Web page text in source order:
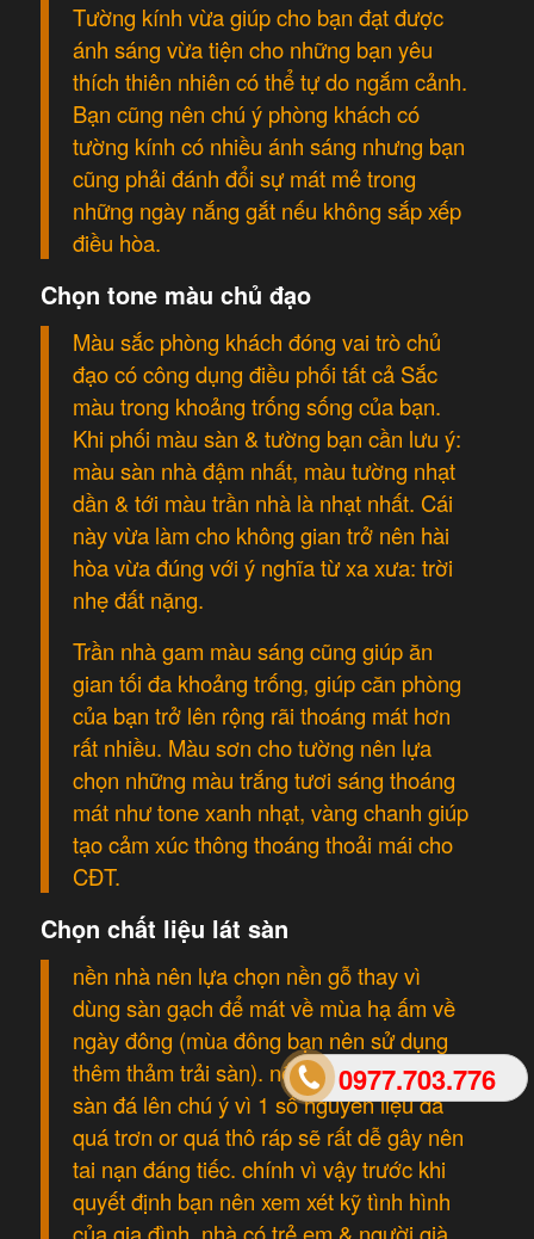
0977.703.776
Tường kính vừa giúp cho bạn đạt được
ánh sáng vừa tiện cho những bạn yêu
thích thiên nhiên có thể tự do ngắm cảnh.
Bạn cũng nên chú ý phòng khách có
tường kính có nhiều ánh sáng nhưng bạn
cũng phải đánh đổi sự mát mẻ trong
những ngày nắng gắt nếu không sắp xếp
điều hòa.
Chọn tone màu chủ đạo
Màu sắc phòng khách đóng vai trò chủ
đạo có công dụng điều phối tất cả Sắc
màu trong khoảng trống sống của bạn.
Khi phối màu sàn & tường bạn cần lưu ý:
màu sàn nhà đậm nhất, màu tường nhạt
dần & tới màu trần nhà là nhạt nhất. Cái
này vừa làm cho không gian trở nên hài
hòa vừa đúng với ý nghĩa từ xa xưa: trời
nhẹ đất nặng.
Trần nhà gam màu sáng cũng giúp ăn
gian tối đa khoảng trống, giúp căn phòng
của bạn trở lên rộng rãi thoáng mát hơn
rất nhiều. Màu sơn cho tường nên lựa
chọn những màu trắng tươi sáng thoáng
mát như tone xanh nhạt, vàng chanh giúp
tạo cảm xúc thông thoáng thoải mái cho
CĐT.
Chọn chất liệu lát sàn
nền nhà nên lựa chọn nền gỗ thay vì
dùng sàn gạch để mát về mùa hạ ấm về
ngày đông (mùa đông bạn nên sử dụng
thêm thảm trải sàn). nếu như bạn chọn
sàn đá lên chú ý vì 1 số nguyên liệu đá
quá trơn or quá thô ráp sẽ rất dễ gây nên
tai nạn đáng tiếc. chính vì vậy trước khi
quyết định bạn nên xem xét kỹ tình hình